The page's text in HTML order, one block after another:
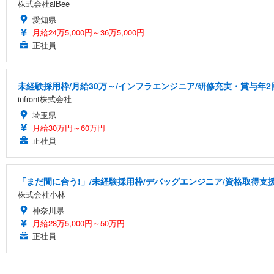
株式会社alBee
愛知県
月給24万5,000円～36万5,000円
正社員
未経験採用枠/月給30万～/インフラエンジニア/研修充実・賞与年2
infront株式会社
埼玉県
月給30万円～60万円
正社員
「まだ間に合う!」/未経験採用枠/デバッグエンジニア/資格取得支
株式会社小林
神奈川県
月給28万5,000円～50万円
正社員